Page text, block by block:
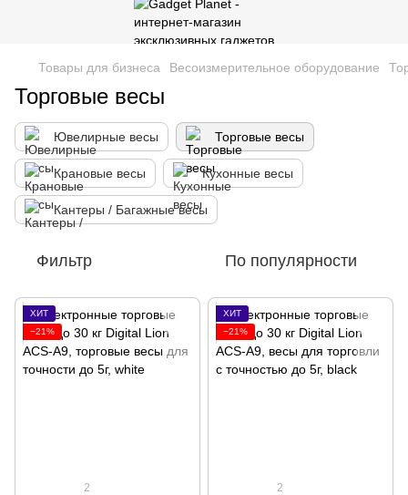
Товары для бизнеса Весоизмерительное оборудование
Торговые весы
Ювелирные весы Торговые весы
Крановые весы Кухонные весы
Кантеры / Багажные весы
Фильтр По популярности
ХИТ
−21%
2
ХИТ
−21%
2